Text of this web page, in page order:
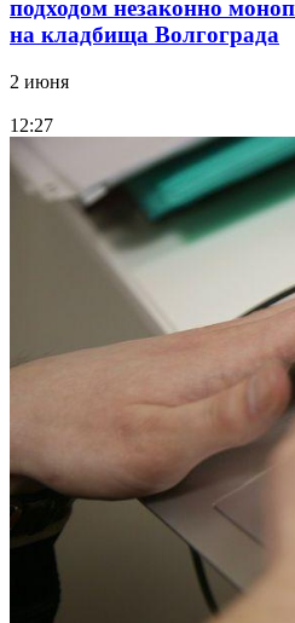
подходом незаконно
на кладбища Волгограда
2 июня
12:27